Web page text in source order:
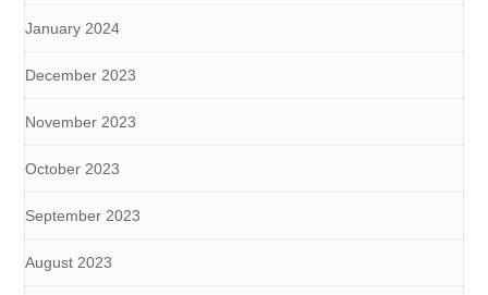
January 2024
December 2023
November 2023
October 2023
September 2023
August 2023